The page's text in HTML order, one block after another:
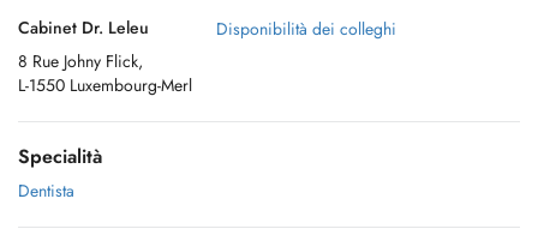
Cabinet Dr. Leleu
8 Rue Johny Flick,
L-1550 Luxembourg-Merl
Disponibilità dei colleghi
Specialità
Dentista